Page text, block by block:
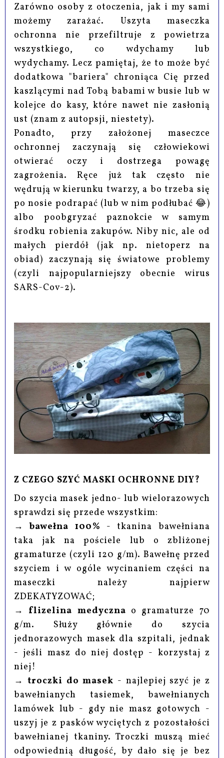
Zarówno osoby z otoczenia, jak i my sami
możemy zarażać. Uszyta maseczka
ochronna nie przefiltruje z powietrza
wszystkiego, co wdychamy lub
wydychamy. Lecz pamiętaj, że to może być
dodatkowa "bariera" chroniąca Cię przed
kaszlącymi nad Tobą babami w busie lub w
kolejce do kasy, które nawet nie zasłonią
ust (znam z autopsji, niestety).
Ponadto, przy założonej maseczce
ochronnej zaczynają się człowiekowi
otwierać oczy i dostrzega powagę
zagrożenia. Ręce już tak często nie
wędrują w kierunku twarzy, a bo trzeba się
po nosie podrapać (lub w nim podłubać 😂)
albo poobgryzać paznokcie w samym
środku robienia zakupów. Niby nic, ale od
małych pierdół (jak np. nietoperz na
obiad) zaczynają się światowe problemy
(czyli najpopularniejszy obecnie wirus
SARS-Cov-2).
Z CZEGO SZYĆ MASKI OCHRONNE DIY?
Do szycia masek jedno- lub wielorazowych
sprawdzi się przede wszystkim:
→bawełna 100% - tkanina bawełniana
taka jak na pościele lub o zbliżonej
gramaturze (czyli 120 g/m). Bawełnę przed
szyciem i w ogóle wycinaniem części na
maseczki należy najpierw
ZDEKATYZOWAĆ;
→ flizelina medyczna o gramaturze 70
g/m. Służy głównie do szycia
jednorazowych masek dla szpitali, jednak
- jeśli masz do niej dostęp - korzystaj z
niej!
→ troczki do masek - najlepiej szyć je z
bawełnianych tasiemek, bawełnianych
lamówek lub - gdy nie masz gotowych -
uszyj je z pasków wyciętych z pozostałości
bawełnianej tkaniny. Troczki muszą mieć
odpowiednią długość, by dało się je bez